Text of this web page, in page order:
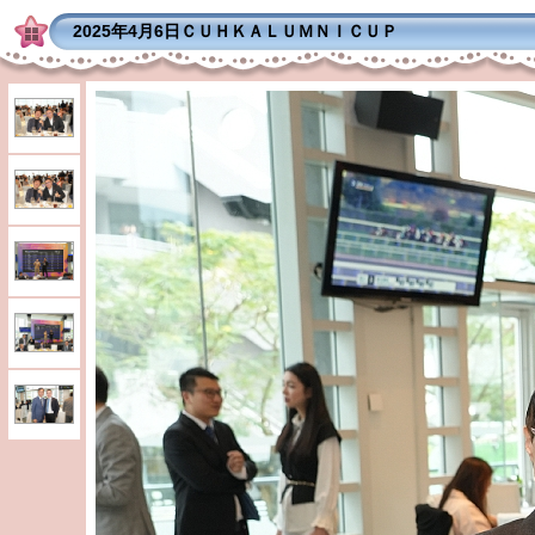
2025年4月6日ＣＵＨＫＡＬＵＭＮＩＣＵＰ